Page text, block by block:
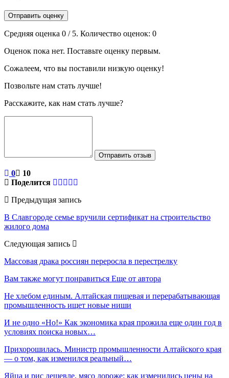
Отправить оценку
Средняя оценка 0 / 5. Количество оценок: 0
Оценок пока нет. Поставьте оценку первым.
Сожалеем, что вы поставили низкую оценку!
Позвольте нам стать лучше!
Расскажите, как нам стать лучше?
Отправить отзыв
0
10
Поделится
Предыдущая запись
В Славгороде семье вручили сертификат на строительство
жилого дома
Следующая запись
Массовая драка россиян переросла в перестрелку
Вам также могут понравиться Еще от автора
Не хлебом единым. Алтайская пищевая и перерабатывающая
промышленность ищет новые ниши
И не одно «Но!» Как экономика края прожила еще один год в
условиях поиска новых…
Прихорошилась. Министр промышленности Алтайского края
— о том, как изменился реальный…
Яйца и рис дешевле, мясо дороже: как изменились цены на